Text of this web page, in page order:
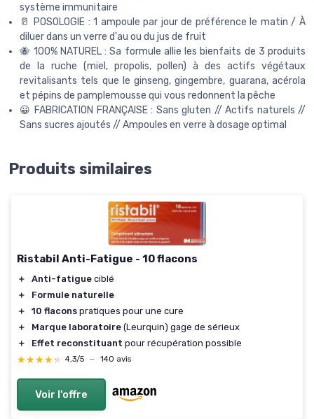
système immunitaire
🥛 POSOLOGIE : 1 ampoule par jour de préférence le matin / À
diluer dans un verre d'au ou du jus de fruit
🐝 100% NATUREL : Sa formule allie les bienfaits de 3 produits
de la ruche (miel, propolis, pollen) à des actifs végétaux
revitalisants tels que le ginseng, gingembre, guarana, acérola
et pépins de pamplemousse qui vous redonnent la pêche
😀 FABRICATION FRANÇAISE : Sans gluten // Actifs naturels //
Sans sucres ajoutés // Ampoules en verre à dosage optimal
Produits similaires
Ristabil Anti-Fatigue - 10 flacons
＋ Anti-fatigue ciblé
＋
Formule naturelle
＋
10 flacons pratiques pour une cure
＋
Marque laboratoire (Leurquin) gage de sérieux
＋
Effet reconstituant pour récupération possible
★★★★★
★★★★★ 4,3/5 — 140 avis
Voir l'offre